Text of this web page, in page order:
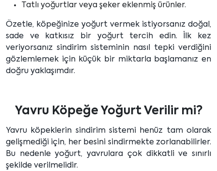
Tatlı yoğurtlar veya şeker eklenmiş ürünler.
Özetle, köpeğinize yoğurt vermek istiyorsanız doğal,
sade ve katkısız bir yoğurt tercih edin. İlk kez
veriyorsanız sindirim sisteminin nasıl tepki verdiğini
gözlemlemek için küçük bir miktarla başlamanız en
doğru yaklaşımdır.
Yavru Köpeğe Yoğurt Verilir mi?
Yavru köpeklerin sindirim sistemi henüz tam olarak
gelişmediği için, her besini sindirmekte zorlanabilirler.
Bu nedenle yoğurt, yavrulara çok dikkatli ve sınırlı
şekilde verilmelidir.